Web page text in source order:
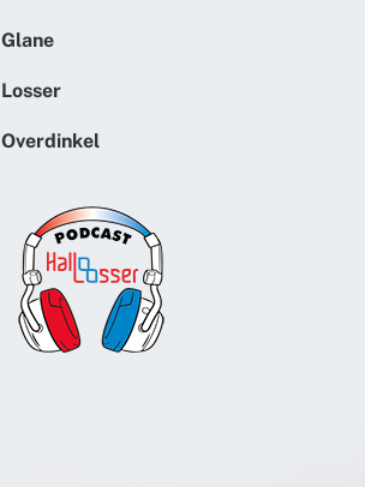
Glane
Losser
Overdinkel